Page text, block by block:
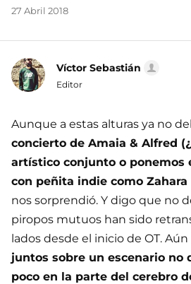
27 Abril 2018
Víctor Sebastián
Editor
Aunque a estas alturas ya no
concierto de Amaia & Alfred
artístico conjunto o ponemos
con peñita indie como Zahara
nos sorprendió. Y digo que no
piropos mutuos han sido
lados desde el inicio de OT. Aún
juntos sobre un escenario no
poco en la parte del cerebro